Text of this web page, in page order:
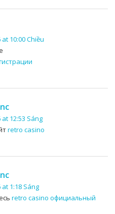
10:00 Chiều
12:53 Sáng
retro casino
1:18 Sáng
retro casino официальный